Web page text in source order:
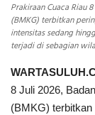
Prakiraan Cuaca Riau
(BMKG) terbitkan
intensitas sedang
terjadi di sebagian
8 Juli 2026,
(BMKG)